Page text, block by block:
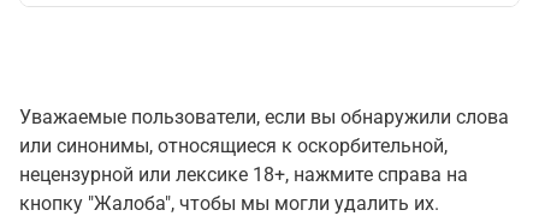
Уважаемые пользователи, если вы обнаружили слова
или синонимы, относящиеся к оскорбительной,
нецензурной или лексике 18+, нажмите справа на
кнопку "Жалоба", чтобы мы могли удалить их.